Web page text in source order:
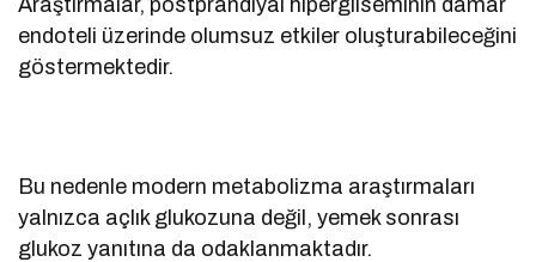
endoteli üzerinde olumsuz etkiler oluşturabileceğini
göstermektedir.
Bu nedenle modern metabolizma araştırmaları
yalnızca açlık glukozuna değil, yemek sonrası
glukoz yanıtına da odaklanmaktadır.